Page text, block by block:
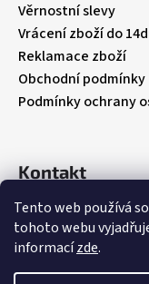
Tento web používá
tohoto webu
informacízde.
Věrnostní slevy
Vrácení zboží do
Reklamace zboží
Obchodní podmínky
Podmínky ochrany
Kontakt
info@
Facebook
babybebare